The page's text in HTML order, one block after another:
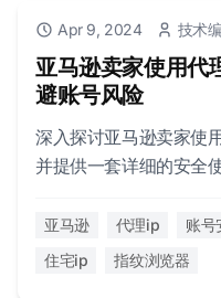
Apr 9, 2024 技术
亚马逊卖家使用代
避账号风险
深入探讨亚马逊卖家使
并提供一套详细的安全
亚马逊 代理ip 账号
住宅ip
指纹浏览器